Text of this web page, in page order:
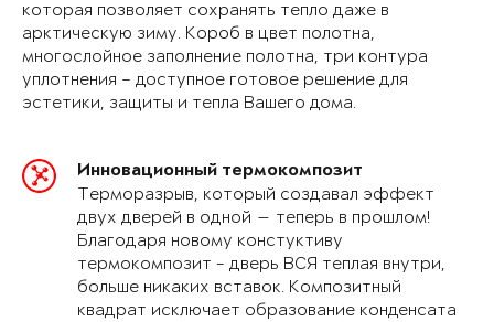
которая позволяет сохранять тепло даже в
арктическую зиму. Короб в цвет полотна,
многослойное заполнение полотна, три контура
уплотнения – доступное готовое решение для
эстетики, защиты и тепла Вашего дома.
Инновационный термокомпозит
Терморазрыв, который создавал эффект
двух дверей в одной — теперь в прошлом!
Благодаря новому констуктиву
термокомпозит - дверь ВСЯ теплая внутри,
больше никаких вставок. Композитный
квадрат исключает образование конденсата